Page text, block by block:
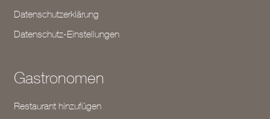
Datenschutzerklärung
Datenschutz-Einstellungen
Gastronomen
Restaurant hinzufügen